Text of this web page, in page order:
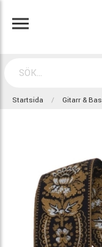
Startsida Gitarr & Bas